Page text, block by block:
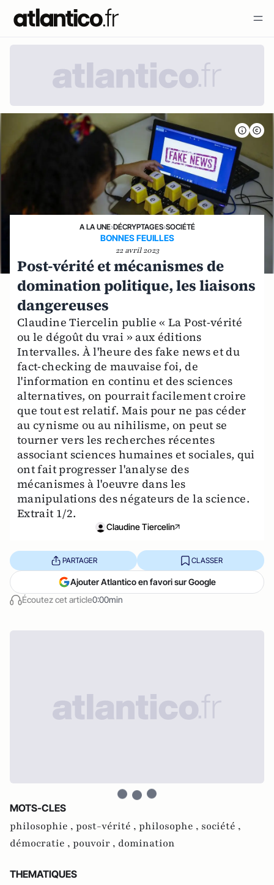
A LA UNE›DÉCRYPTAGES›SOCIÉTÉ
BONNES FEUILLES
22 avril 2023
Post-vérité et mécanismes de
domination politique, les liaisons
dangereuses
Claudine Tiercelin publie « La Post-vérité
ou le dégoût du vrai » aux éditions
Intervalles. À l'heure des fake news et du
fact-checking de mauvaise foi, de
l'information en continu et des sciences
alternatives, on pourrait facilement croire
que tout est relatif. Mais pour ne pas céder
au cynisme ou au nihilisme, on peut se
tourner vers les recherches récentes
associant sciences humaines et sociales, qui
ont fait progresser l'analyse des
mécanismes à l'oeuvre dans les
manipulations des négateurs de la science.
Extrait 1/2.
Claudine Tiercelin
Écoutez cet article0:00min
PARTAGER CLASSER
Ajouter Atlantico en favori sur Google
MOTS-CLES
philosophie , post-vérité , philosophe , société ,
démocratie , pouvoir , domination
THEMATIQUES